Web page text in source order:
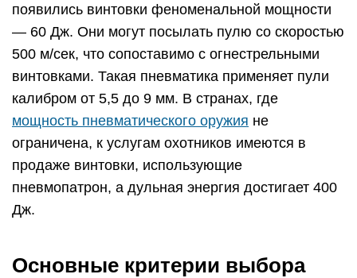
появились винтовки феноменальной мощности
— 60 Дж. Они могут посылать пулю со скоростью
500 м/сек, что сопоставимо с огнестрельными
винтовками. Такая пневматика применяет пули
калибром от 5,5 до 9 мм. В странах, где
мощность пневматического оружия не
ограничена, к услугам охотников имеются в
продаже винтовки, использующие
пневмопатрон, а дульная энергия достигает 400
Дж.
Основные критерии выбора